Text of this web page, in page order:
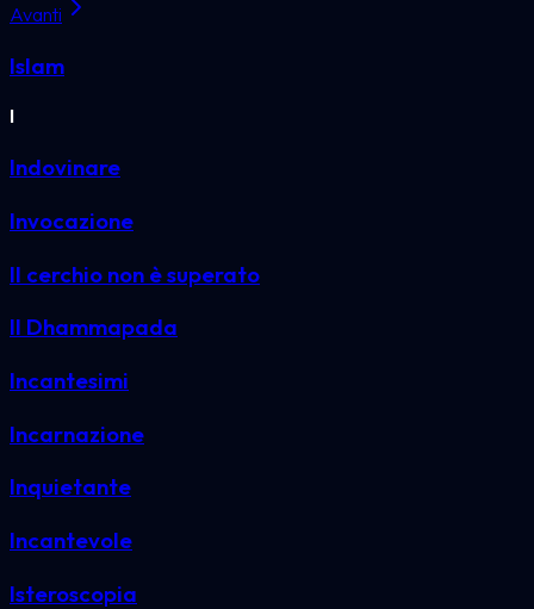
Avanti
Islam
I
Indovinare
Invocazione
Il cerchio non è superato
Il Dhammapada
Incantesimi
Incarnazione
Inquietante
Incantevole
Isteroscopia